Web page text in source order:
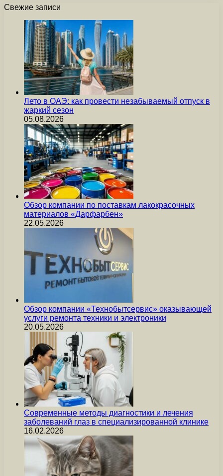
Свежие записи
Лето в ОАЭ: как провести незабываемый отпуск в
жаркий сезон
05.08.2026
Обзор компании по поставкам лакокрасочных
материалов «Дарфарбен»
22.05.2026
Обзор компании «Технобытсервис» оказывающей
услуги ремонта техники и электроники
20.05.2026
Современные методы диагностики и лечения
заболеваний глаз в специализированной клинике
16.02.2026